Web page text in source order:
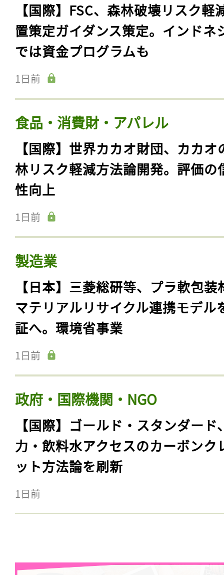
【国際】FSC、森林破壊リスク軽
置策定ガイダンス策定。インドネ
では資金プログラムも
1日前
食品・消費財・アパレル
【国際】世界カカオ財団、カカオ
林リスク軽減方法論開発。評価の
性向上
1日前
製造業
【日本】三菱総研等、プラ軟包装
マテリアルリサイクル連携モデル
証へ。環境省事業
1日前
政府・国際機関・NGO
【国際】ゴールド・スタンダード
力・飲料水アクセスのカーボンク
ット方法論を刷新
1日前